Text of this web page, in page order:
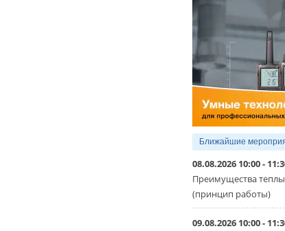
с
5
5
Ближайшие
08.08.2026 10:00 -
Преимущества
(принцип работы)
09.08.2026 10:00 -